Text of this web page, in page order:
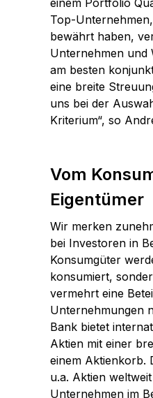
einem Portfolio
Top-
bewährt haben,
Unternehmen und
am besten
eine breite
uns bei der
Kriterium“, so
Vom
Eigentümer
Wir merken
bei Investoren in
Konsumgüter
konsumiert,
vermehrt eine
Unternehmungen
Bank bietet
Aktien mit einer
einem Aktienkorb.
u.a. Aktien
Unternehmen im